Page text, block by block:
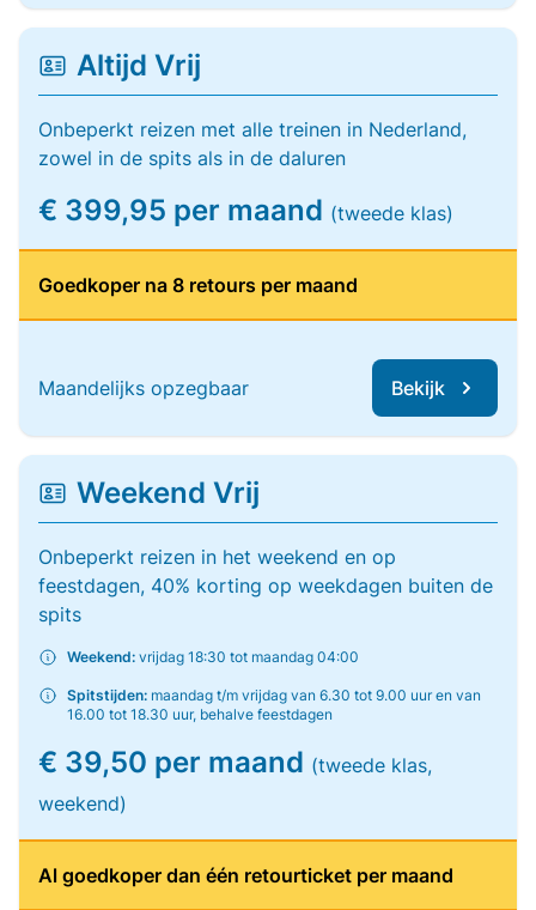
Altijd Vrij
Onbeperkt reizen met alle treinen in Nederland,
zowel in de spits als in de daluren
€ 399,95 per maand (tweede klas)
Goedkoper na 8 retours per maand
Maandelijks opzegbaar Bekijk
Weekend Vrij
Onbeperkt reizen in het weekend en op
feestdagen, 40% korting op weekdagen buiten de
spits
Weekend: vrijdag 18:30 tot maandag 04:00
Spitstijden: maandag t/m vrijdag van 6.30 tot 9.00 uur en van
16.00 tot 18.30 uur, behalve feestdagen
€ 39,50 per maand (tweede klas,
weekend)
Al goedkoper dan één retourticket per maand